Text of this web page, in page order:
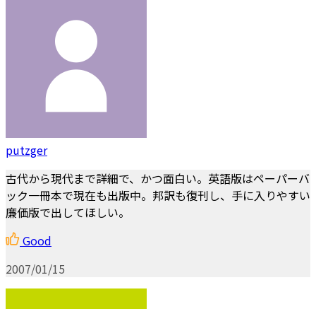
putzger
古代から現代まで詳細で、かつ面白い。英語版はペーパーバ
ック一冊本で現在も出版中。邦訳も復刊し、手に入りやすい
廉価版で出してほしい。
Good
2007/01/15